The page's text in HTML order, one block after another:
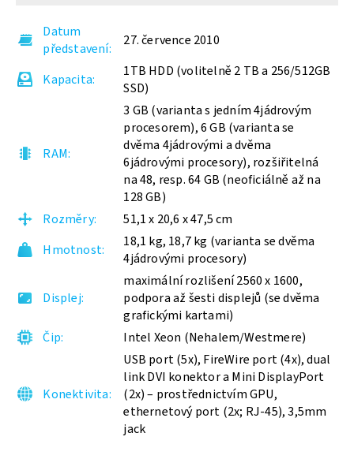
Datum
představení
27. července 2010
Kapacita
1TB HDD (volitelně 2 TB a 256/512GB
SSD)
RAM
3 GB (varianta s jedním 4jádrovým
procesorem), 6 GB (varianta se
dvěma 4jádrovými a dvěma
6jádrovými procesory), rozšiřitelná
na 48, resp. 64 GB (neoficiálně až na
128 GB)
Rozměry
51,1 x 20,6 x 47,5 cm
Hmotnost
18,1 kg, 18,7 kg (varianta se dvěma
4jádrovými procesory)
Displej
maximální rozlišení 2560 x 1600,
podpora až šesti displejů (se dvěma
grafickými kartami)
Čip
Intel Xeon (Nehalem/Westmere)
Konektivita
USB port (5x), FireWire port (4x), dual
link DVI konektor a Mini DisplayPort
(2x) – prostřednictvím GPU,
ethernetový port (2x; RJ-45), 3,5mm
jack